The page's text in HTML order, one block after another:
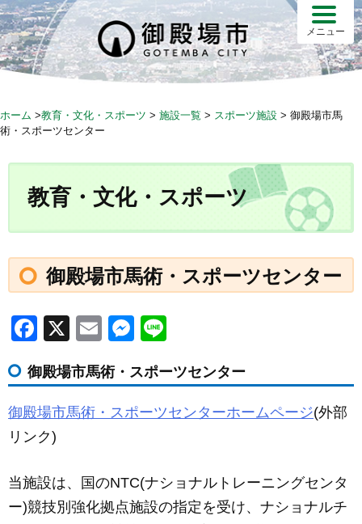
S
k
i
p
c
メニュー
ホーム >教育・文化・スポーツ > 施設一覧 > スポーツ施設 > 御殿場市馬
術・スポーツセンター
教育・文化・スポーツ
御殿場市馬術・スポーツセンター
F
c
e
b
o
k
X
E
ail
M
ss
e
er
e
御殿場市馬術・スポーツセンター
御殿場市馬術・スポーツセンターホームページ(外部
リンク)
当施設は、国のNTC(ナショナルトレーニングセンタ
ー)競技別強化拠点施設の指定を受け、ナショナルチ